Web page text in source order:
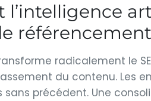
l’intelligence
référencement
radicalement le
du contenu. Les
précédent. Une